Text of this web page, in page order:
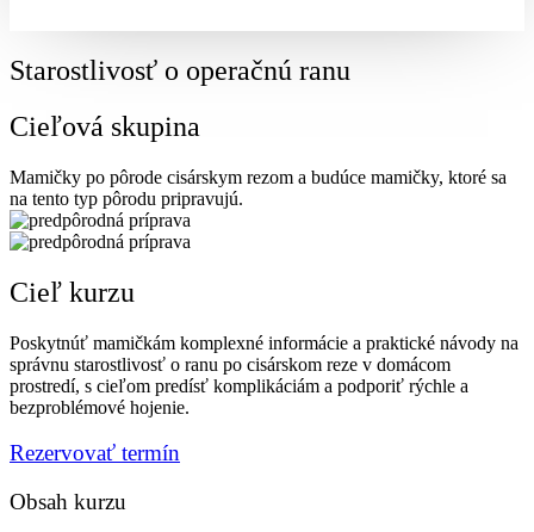
Starostlivosť o operačnú ranu
Cieľová skupina
Mamičky po pôrode cisárskym rezom a budúce mamičky, ktoré sa
na tento typ pôrodu pripravujú.
Cieľ kurzu
Poskytnúť mamičkám komplexné informácie a praktické návody na
správnu starostlivosť o ranu po cisárskom reze v domácom
prostredí, s cieľom predísť komplikáciám a podporiť rýchle a
bezproblémové hojenie.
Rezervovať termín
Obsah kurzu